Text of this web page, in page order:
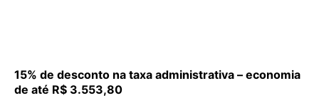
15% de desconto na taxa administrativa – economia
de até R$ 3.553,80